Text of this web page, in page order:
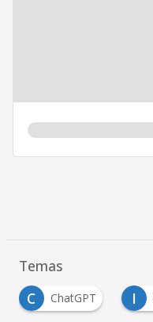
Temas
C
ChatGPT I